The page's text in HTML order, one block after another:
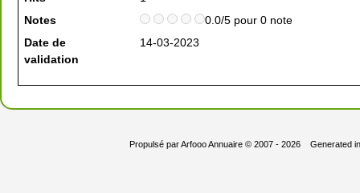
Notes
0.0/5 pour 0 note
Date de
validation
14-03-2023
Propulsé parArfooo Annuaire© 2007 - 2026 Generated